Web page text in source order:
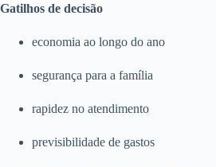
Gatilhos de decisão
economia ao longo do ano
segurança para a família
rapidez no atendimento
previsibilidade de gastos